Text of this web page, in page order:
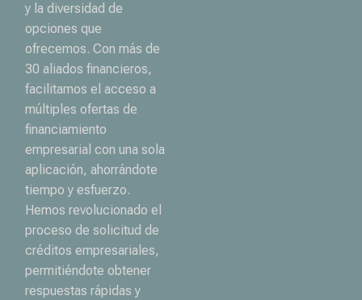
y la diversidad de
opciones que
ofrecemos. Con más de
30 aliados financieros,
facilitamos el acceso a
múltiples ofertas de
financiamiento
empresarial con una sola
aplicación, ahorrándote
tiempo y esfuerzo.
Hemos revolucionado el
proceso de solicitud de
créditos empresariales,
permitiéndote obtener
respuestas rápidas y